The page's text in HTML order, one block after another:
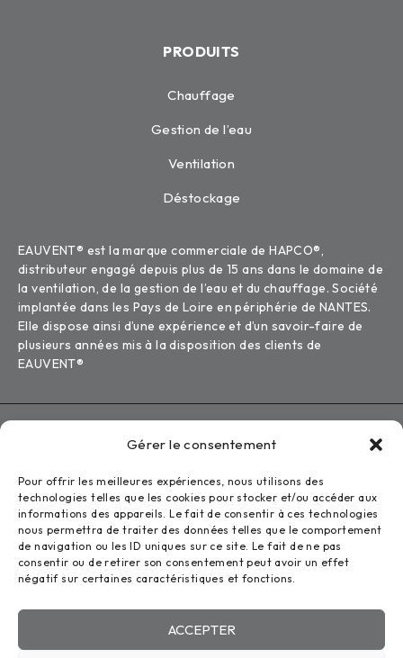
Gérer le consentement
Pour offrir les meilleures expériences, nous utilisons des
technologies telles que les cookies pour stocker et/ou accéder aux
informations des appareils. Le fait de consentir à ces technologies
nous permettra de traiter des données telles que le comportement
de navigation ou les ID uniques sur ce site. Le fait de ne pas
consentir ou de retirer son consentement peut avoir un effet
négatif sur certaines caractéristiques et fonctions.
ACCEPTER
PRODUITS
Chauffage
Gestion de l’eau
Ventilation
Déstockage
EAUVENT® est la marque commerciale de HAPCO®,
distributeur engagé depuis plus de 15 ans dans le domaine de
la ventilation, de la gestion de l’eau et du chauffage. Société
implantée dans les Pays de Loire en périphérie de NANTES.
Elle dispose ainsi d’une expérience et d’un savoir-faire de
plusieurs années mis à la disposition des clients de
EAUVENT®
Eauvent
Mentions légales
Politique de confidentialité
Conception : Zoan